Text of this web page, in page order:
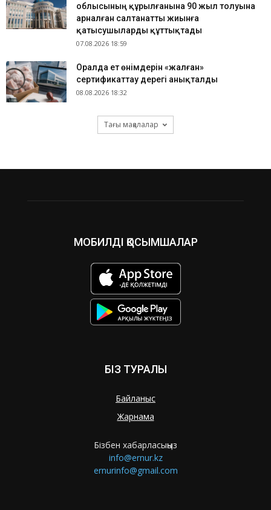
облысының құрылғанына 90 жыл толуына
арналған салтанатты жиынға
қатысушыларды құттықтады
07.08.2026 18:59
Оралда ет өнімдерін «жалған»
сертификаттау дерегі анықталды
08.08.2026 18:32
Тағы мақалалар
МОБИЛДІ ҚОСЫМШАЛАР
БІЗ ТУРАЛЫ
Байланыс
Жарнама
Бізбен хабарласыңыз
info@ernur.kz
ernurinfo@gmail.com